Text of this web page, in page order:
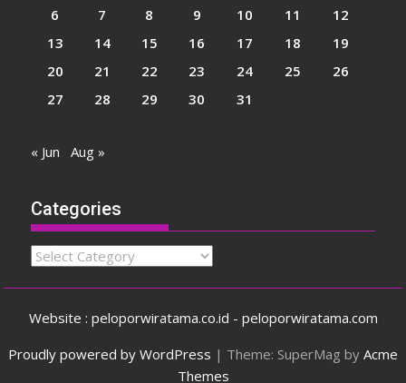
6
7 8 9 10 11
12
13
14 15 16 17 18
19
20
21 22 23 24 25
26
27
28 29 30 31
« Jun Aug »
Categories
Categories
Website : peloporwiratama.co.id - peloporwiratama.com
Proudly powered by WordPress | Theme: SuperMag by Acme
Themes